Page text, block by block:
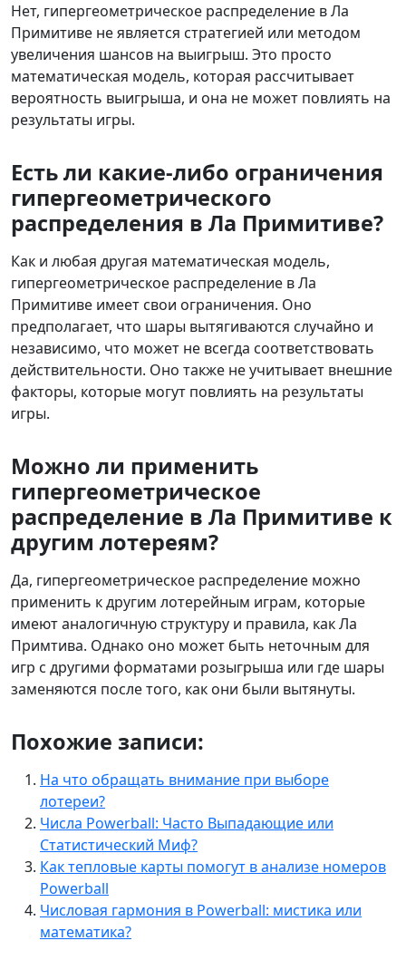
Нет, гипергеометрическое распределение в Ла
Примитиве не является стратегией или методом
увеличения шансов на выигрыш. Это просто
математическая модель, которая рассчитывает
вероятность выигрыша, и она не может повлиять на
результаты игры.
Есть ли какие-либо ограничения
гипергеометрического
распределения в Ла Примитиве?
Как и любая другая математическая модель,
гипергеометрическое распределение в Ла
Примитиве имеет свои ограничения. Оно
предполагает, что шары вытягиваются случайно и
независимо, что может не всегда соответствовать
действительности. Оно также не учитывает внешние
факторы, которые могут повлиять на результаты
игры.
Можно ли применить
гипергеометрическое
распределение в Ла Примитиве к
другим лотереям?
Да, гипергеометрическое распределение можно
применить к другим лотерейным играм, которые
имеют аналогичную структуру и правила, как Ла
Примтива. Однако оно может быть неточным для
игр с другими форматами розыгрыша или где шары
заменяются после того, как они были вытянуты.
Похожие записи:
На что обращать внимание при выборе
лотереи?
Числа Powerball: Часто Выпадающие или
Статистический Миф?
Как тепловые карты помогут в анализе номеров
Powerball
Числовая гармония в Powerball: мистика или
математика?